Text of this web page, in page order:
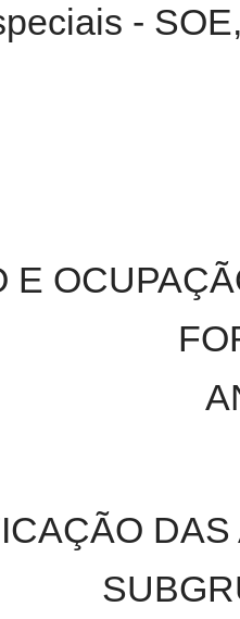
-
E